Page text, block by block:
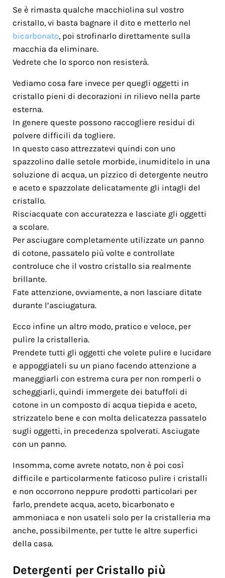
Se è rimasta qualche macchiolina sul vostro
cristallo, vi basta bagnare il dito e metterlo nel
bicarbonato, poi strofinarlo direttamente sulla
macchia da eliminare.
Vedrete che lo sporco non resisterà.
Vediamo cosa fare invece per quegli oggetti in
cristallo pieni di decorazioni in rilievo nella parte
esterna.
In genere queste possono raccogliere residui di
polvere difficili da togliere.
In questo caso attrezzatevi quindi con uno
spazzolino dalle setole morbide, inumiditelo in una
soluzione di acqua, un pizzico di detergente neutro
e aceto e spazzolate delicatamente gli intagli del
cristallo.
Risciacquate con accuratezza e lasciate gli oggetti
a scolare.
Per asciugare completamente utilizzate un panno
di cotone, passatelo più volte e controllate
controluce che il vostro cristallo sia realmente
brillante.
Fate attenzione, ovviamente, a non lasciare ditate
durante l’asciugatura.
Ecco infine un altro modo, pratico e veloce, per
pulire la cristalleria.
Prendete tutti gli oggetti che volete pulire e lucidare
e appoggiateli su un piano facendo attenzione a
maneggiarli con estrema cura per non romperli o
scheggiarli, quindi immergete dei batuffoli di
cotone in un composto di acqua tiepida e aceto,
strizzatelo bene e con molta delicatezza passatelo
sugli oggetti, in precedenza spolverati. Asciugate
con un panno.
Insomma, come avrete notato, non è poi così
difficile e particolarmente faticoso pulire i cristalli
e non occorrono neppure prodotti particolari per
farlo, prendete acqua, aceto, bicarbonato e
ammoniaca e non usateli solo per la cristalleria ma
anche, possibilmente, per tutte le altre superfici
della casa.
Detergenti per Cristallo più